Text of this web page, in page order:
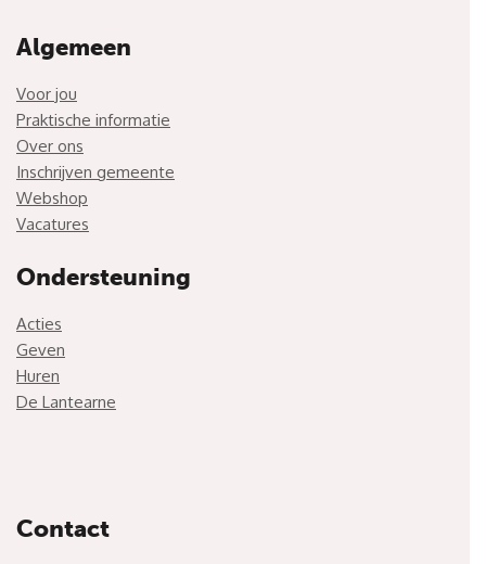
Algemeen
Voor jou
Praktische informatie
Over ons
Inschrijven gemeente
Webshop
Vacatures
Ondersteuning
Acties
Geven
Huren
De Lantearne
Contact